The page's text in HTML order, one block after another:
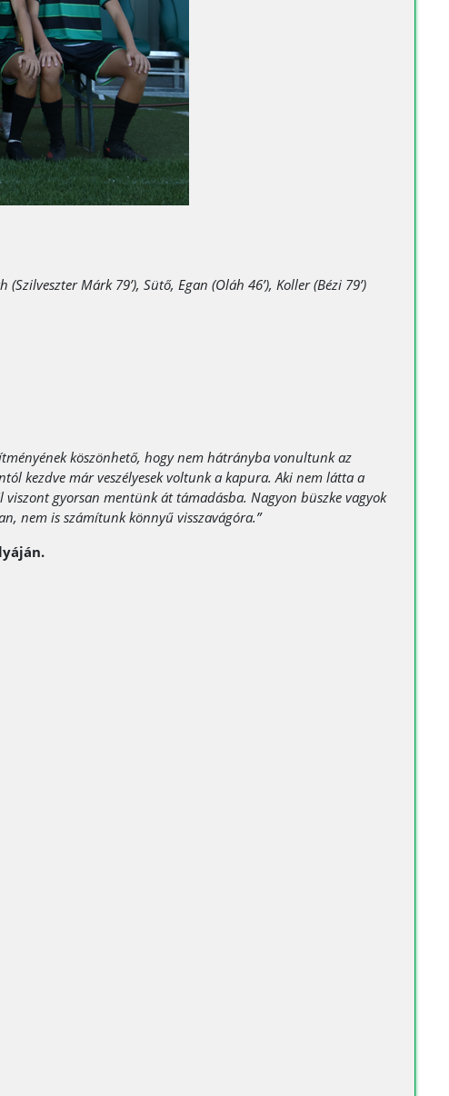
Márk 79’), Sütő, Egan (Oláh 46’), Koller (Bézi 79’)
köszönhető, hogy nem hátrányba vonultunk az
kezdve már veszélyesek voltunk a kapura. Aki nem látta a
gyorsan mentünk át támadásba. Nagyon büszke vagyok
nem is számítunk könnyű visszavágóra.”